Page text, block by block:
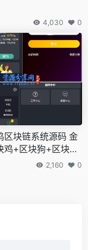
4,030 0
区块链系统源码 金
鸡+区块狗+区块宠
2,160 0